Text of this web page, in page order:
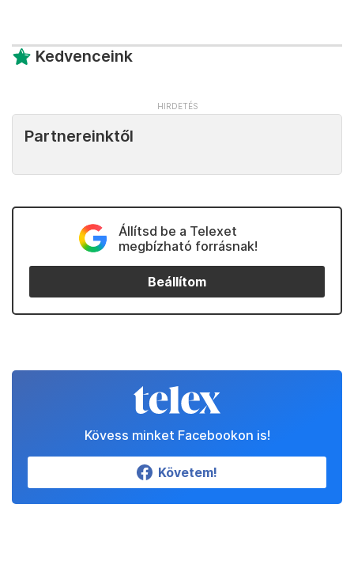
Kedvenceink
Partnereinktől
Állítsd be a Telexet
megbízható forrásnak!
Beállítom
Kövess minket Facebookon is!
Követem!